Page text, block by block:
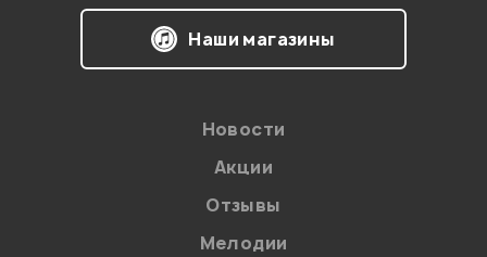
Мой отзыв о товаре
Впечатления о товаре:
Наши магазины
Новости
Акции
Отзывы
Мелодии